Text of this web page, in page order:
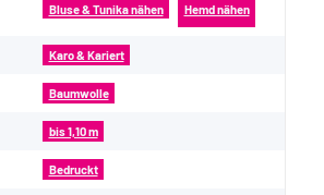
Bluse & Tunika nähen Hemd nähen
Karo & Kariert
Baumwolle
bis 1,10 m
Bedruckt